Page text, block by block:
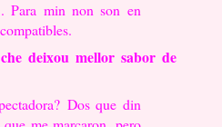
Para min non son en
deixou mellor sabor de
Dos que din